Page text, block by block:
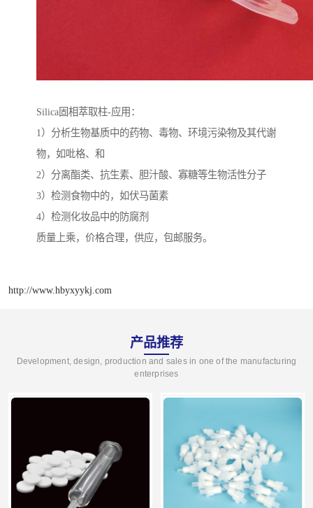
Silica固相萃取柱-应用：
1）分析生物基质中的药物、毒物、环境污染物及其代谢
物，如吡格、和
2）分离酯类、抗生素、胆汁酸、寡糖等生物活性分子
3）检测食物中的，如伏马菌素
4）检测化妆品中的防腐剂
质量上乘，价格合理，供应，包邮服务。
http://www.hbyxyykj.com
产品推荐
Development, design, production and sales in one of the manufacturing
enterprises